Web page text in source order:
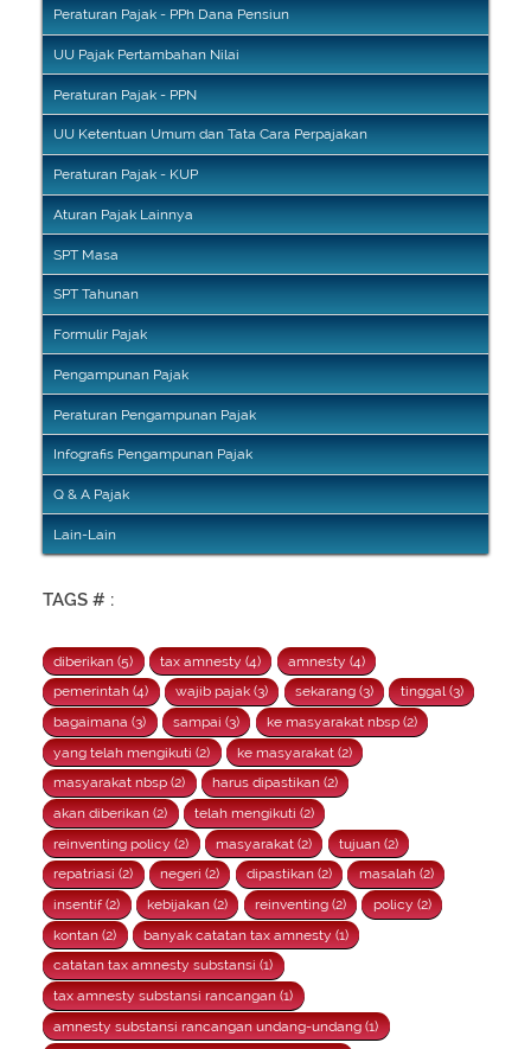
Peraturan Pajak - PPh Dana Pensiun
UU Pajak Pertambahan Nilai
Peraturan Pajak - PPN
UU Ketentuan Umum dan Tata Cara Perpajakan
Peraturan Pajak - KUP
Aturan Pajak Lainnya
SPT Masa
SPT Tahunan
Formulir Pajak
Pengampunan Pajak
Peraturan Pengampunan Pajak
Infografis Pengampunan Pajak
Q & A Pajak
Lain-Lain
TAGS # :
diberikan (5) tax amnesty (4)
amnesty (4)
pemerintah (4)
wajib pajak (3) sekarang (3)
tinggal (3)
bagaimana (3)
sampai (3)
ke masyarakat nbsp (2)
yang telah mengikuti (2)
ke masyarakat (2)
masyarakat nbsp (2)
harus dipastikan (2)
akan diberikan (2)
telah mengikuti (2)
reinventing policy (2)
masyarakat (2)
tujuan (2)
repatriasi (2)
negeri (2) dipastikan (2)
masalah (2)
insentif (2)
kebijakan (2) reinventing (2)
policy (2)
kontan (2)
banyak catatan tax amnesty (1)
catatan tax amnesty substansi (1)
tax amnesty substansi rancangan (1)
amnesty substansi rancangan undang-undang (1)